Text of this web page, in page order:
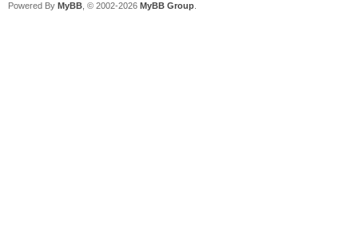
Powered By MyBB , © 2002-2026 MyBB Group